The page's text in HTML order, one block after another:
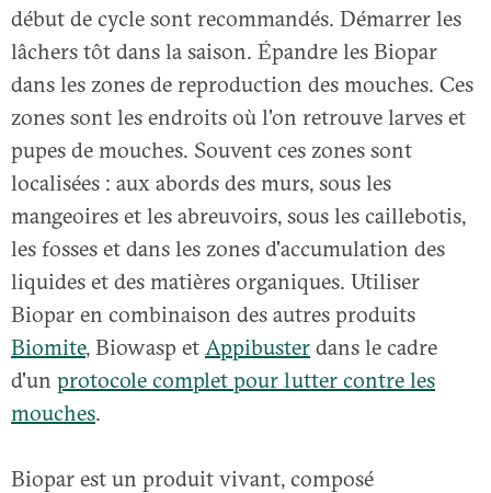
début de cycle sont recommandés. Démarrer les
lâchers tôt dans la saison. Épandre les Biopar
dans les zones de reproduction des mouches. Ces
zones sont les endroits où l'on retrouve larves et
pupes de mouches. Souvent ces zones sont
localisées : aux abords des murs, sous les
mangeoires et les abreuvoirs, sous les caillebotis,
les fosses et dans les zones d'accumulation des
liquides et des matières organiques. Utiliser
Biopar en combinaison des autres produits
Biomite, Biowasp et Appibuster dans le cadre
d'un protocole complet pour lutter contre les
mouches.
Biopar est un produit vivant, composé